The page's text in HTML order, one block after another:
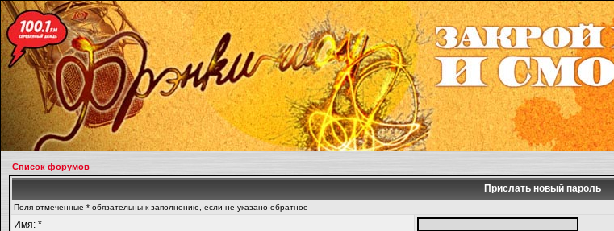
Список форумов
Прислать новый пароль
Поля отмеченные * обязательны к заполнению, если не указано обратное
Имя: *